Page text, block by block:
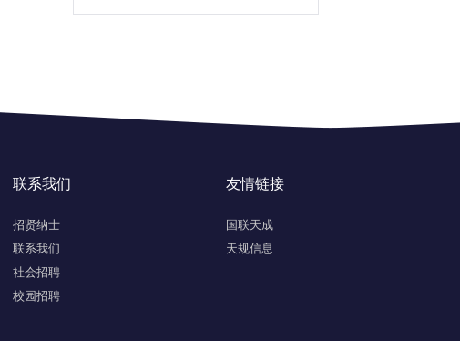
联系我们
招贤纳士
联系我们
社会招聘
校园招聘
友情链接
国联天成
天规信息